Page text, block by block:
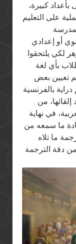
كبيرة،
على التعليم
أو إعدادي
لكي يلتحقوا
بأي لغة
تعيين بعض
بالفرنسية
من
في نهاية
ما سمعه من
ما تلاه